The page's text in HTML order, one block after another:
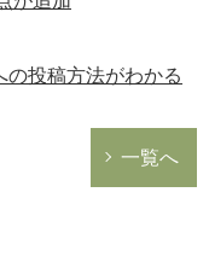
の投稿方法がわかる
一覧へ